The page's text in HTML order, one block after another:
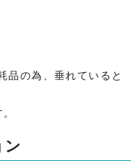
品の為、垂れていると